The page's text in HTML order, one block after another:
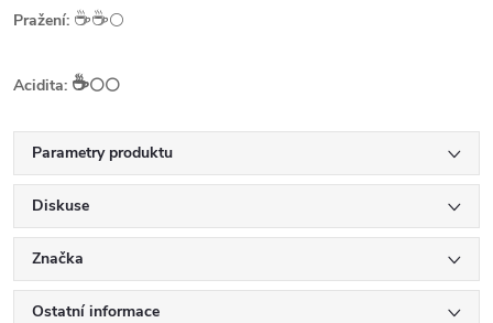
Pražení: ☕️☕️⚪
Acidita: ☕️⚪⚪
Parametry produktu
Diskuse
Značka
Ostatní informace